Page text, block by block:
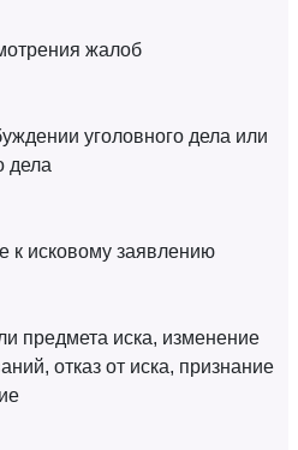
жалоб
уголовного дела или
дела
к исковому заявлению
предмета иска, изменение
отказ от иска, признание